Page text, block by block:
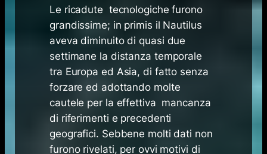
Le ricadute tecnologiche furono
grandissime; in primis il Nautilus
aveva diminuito di quasi due
settimane la distanza temporale
tra Europa ed Asia, di fatto senza
forzare ed adottando molte
cautele per la effettiva mancanza
di riferimenti e precedenti
geografici. Sebbene molti dati non
furono rivelati, per ovvi motivi di